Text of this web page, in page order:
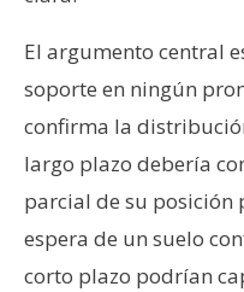
El argumento central
soporte en ningún
confirma la
largo plazo debería
parcial de su posición
espera de un suelo
corto plazo podrían